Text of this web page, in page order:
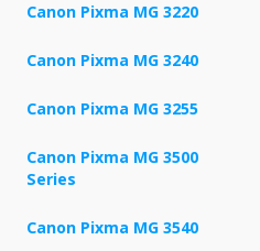
Canon Pixma MG 3220
Canon Pixma MG 3240
Canon Pixma MG 3255
Canon Pixma MG 3500
Series
Canon Pixma MG 3540